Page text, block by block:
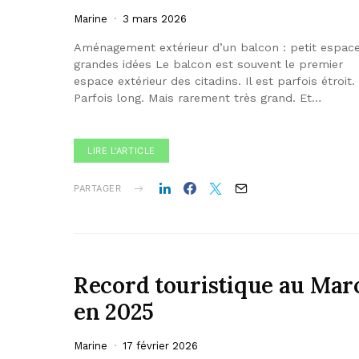
Marine 3 mars 2026
Aménagement extérieur d’un balcon : petit
grandes idées Le balcon est souvent le premier
espace extérieur des citadins. Il est parfois étroit.
Parfois long. Mais rarement très grand. Et…
LIRE L'ARTICLE
PARTAGER
Record touristique au
en 2025
Marine 17 février 2026